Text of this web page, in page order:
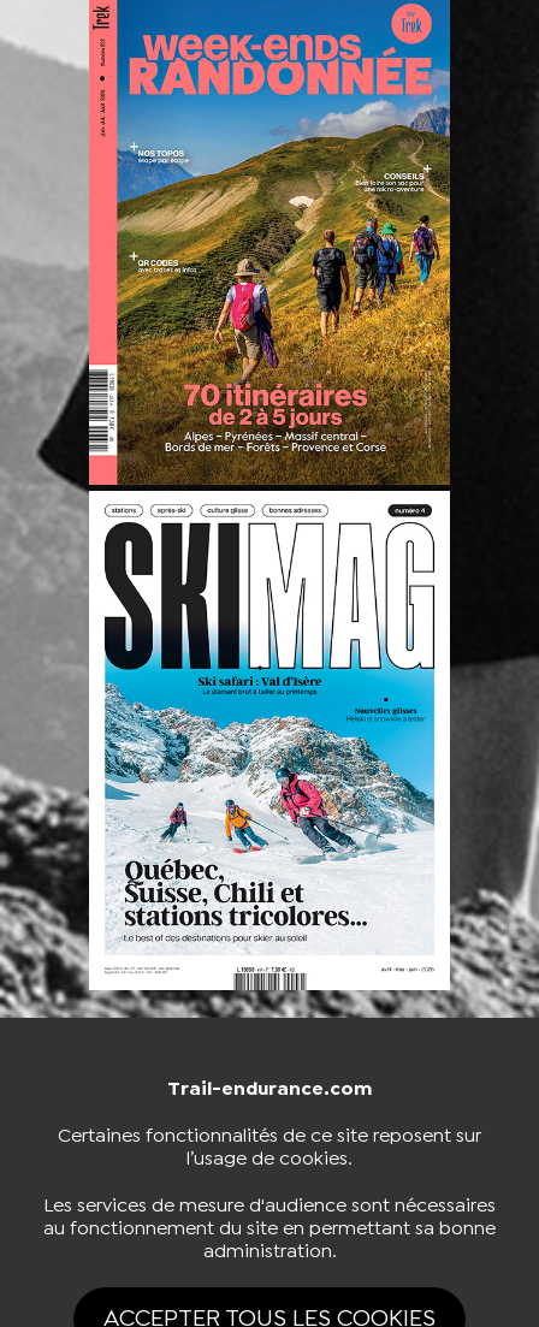
Trail-endurance.com
Certaines fonctionnalités de ce site reposent sur
l’usage de cookies.
Les services de mesure d'audience sont nécessaires
au fonctionnement du site en permettant sa bonne
administration.
ACCEPTER TOUS LES COOKIES
NOUS CONTACTER BOUTIQUE
NOUS SUIVRE